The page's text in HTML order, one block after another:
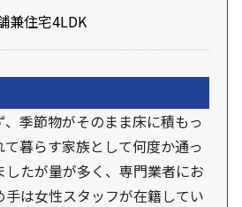
兼住宅4LDK
季節物がそのまま床に積もっ
暮らす家族として何度か通っ
したが量が多く、専門業者にお
は女性スタッフが在籍してい